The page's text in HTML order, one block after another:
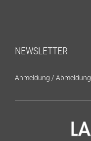
NEWSLETTER
Anmeldung / Abmeldung